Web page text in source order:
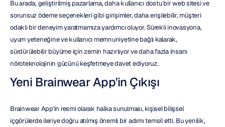
Bu arada, geliştirilmiş pazarlama, daha kullanıcı dostu bir web sitesi ve
sorunsuz ödeme seçenekleri gibi girişimler, daha erişilebilir, müşteri
odaklı bir deneyim yaratmamıza yardımcı oluyor. Sürekli inovasyona,
uyum yeteneğine ve kullanıcı memnuniyetine bağlı kalarak,
sürdürülebilir büyüme için zemin hazırlıyor ve daha fazla insanı
nöroteknolojinin gücünü keşfetmeye davet ediyoruz.
Yeni Brainwear App'in Çıkışı
Brainwear App'in resmi olarak halka sunulması, kişisel bilişsel
içgörülerde ileriye doğru atılmış önemli bir adımı temsil etti. Bu yenilik,